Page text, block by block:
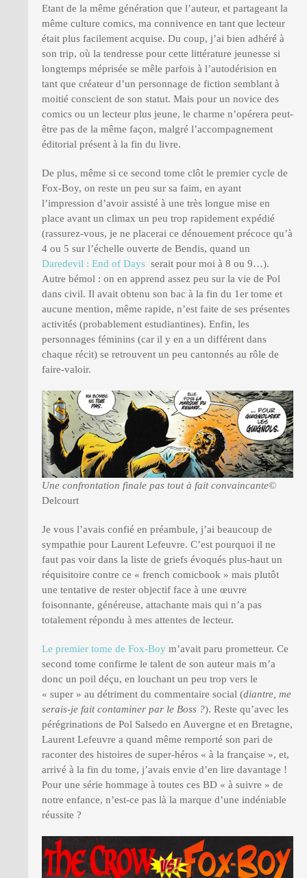
Etant de la même génération que l’auteur, et partageant la
même culture comics, ma connivence en tant que lecteur
était plus facilement acquise. Du coup, j’ai bien adhéré à
son trip, où la tendresse pour cette littérature jeunesse si
longtemps méprisée se mêle parfois à l’autodérision en
tant que créateur d’un personnage de fiction semblant à
moitié conscient de son statut. Mais pour un novice des
comics ou un lecteur plus jeune, le charme n’opérera peut-
être pas de la même façon, malgré l’accompagnement
éditorial présent à la fin du livre.
De plus, même si ce second tome clôt le premier cycle de
Fox-Boy, on reste un peu sur sa faim, en ayant
l’impression d’avoir assisté à une très longue mise en
place avant un climax un peu trop rapidement expédié
(rassurez-vous, je ne placerai ce dénouement précoce qu’à
4 ou 5 sur l’échelle ouverte de Bendis, quand un
Daredevil : End of Days serait pour moi à 8 ou 9…).
Autre bémol : on en apprend assez peu sur la vie de Pol
dans civil. Il avait obtenu son bac à la fin du 1er tome et
aucune mention, même rapide, n’est faite de ses présentes
activités (probablement estudiantines). Enfin, les
personnages féminins (car il y en a un différent dans
chaque récit) se retrouvent un peu cantonnés au rôle de
faire-valoir.
Une confrontation finale pas tout à fait convaincante©
Delcourt
Je vous l’avais confié en préambule, j’ai beaucoup de
sympathie pour Laurent Lefeuvre. C’est pourquoi il ne
faut pas voir dans la liste de griefs évoqués plus-haut un
réquisitoire contre ce « french comicbook » mais plutôt
une tentative de rester objectif face à une œuvre
foisonnante, généreuse, attachante mais qui n’a pas
totalement répondu à mes attentes de lecteur.
Le premier tome de Fox-Boy m’avait paru prometteur. Ce
second tome confirme le talent de son auteur mais m’a
donc un poil déçu, en louchant un peu trop vers le
« super » au détriment du commentaire social (diantre, me
serais-je fait contaminer par le Boss ?). Reste qu’avec les
pérégrinations de Pol Salsedo en Auvergne et en Bretagne,
Laurent Lefeuvre a quand même remporté son pari de
raconter des histoires de super-héros « à la française », et,
arrivé à la fin du tome, j’avais envie d’en lire davantage !
Pour une série hommage à toutes ces BD « à suivre » de
notre enfance, n’est-ce pas là la marque d’une indéniable
réussite ?